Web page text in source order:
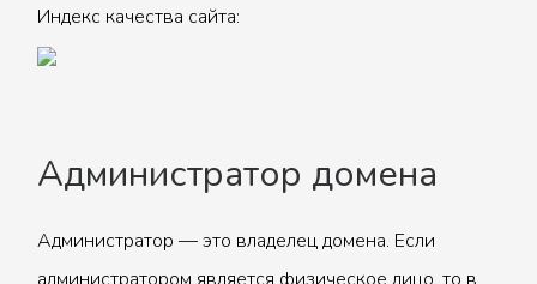
Индекс качества сайта:
Администратор домена
Администратор — это владелец домена. Если